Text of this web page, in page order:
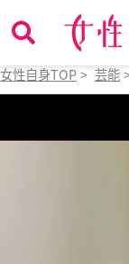
女性自身TOP > 芸能